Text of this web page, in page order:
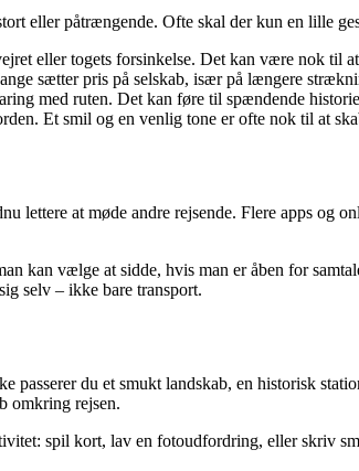
eller påtrængende. Ofte skal der kun en lille
eller togets forsinkelse. Det kan være nok til
sætter pris på selskab, især på længere
med ruten. Det kan føre til spændende
Et smil og en venlig tone er ofte nok til at
at møde andre rejsende. Flere apps og
kan vælge at sidde, hvis man er åben for
selv – ikke bare transport.
du et smukt landskab, en historisk
omkring rejsen.
spil kort, lav en fotoudfordring, eller skriv